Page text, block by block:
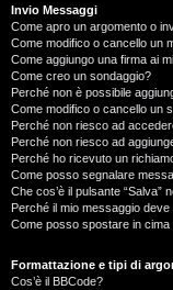
Invio Messaggi
Come apro un argomento o
Come modifico o cancello un
Come aggiungo una firma ai
Come creo un sondaggio?
Perché non è possibile
Come modifico o cancello un
Perché non riesco ad
Perché non riesco ad
Perché ho ricevuto un
Come posso segnalare
Che cos’è il pulsante “Salva”
Perché il mio messaggio
Come posso spostare in cima
Formattazione e tipi di
Cos’è il BBCode?